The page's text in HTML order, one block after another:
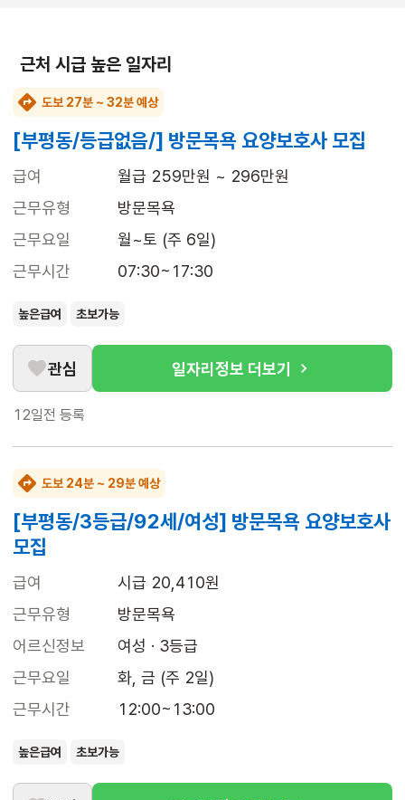
근처 시급 높은 일자리
도보 27분 ~ 32분 예상
[부평동/등급없음/] 방문목욕 요양보호사 모집
급여
월급 259만원 ~ 296만원
근무유형
방문목욕
근무요일
월~토 (주 6일)
근무시간
07:30~17:30
높은급여 초보가능
관심 일자리정보 더보기
12일전 등록
도보 24분 ~ 29분 예상
[부평동/3등급/92세/여성] 방문목욕 요양보호사
모집
급여
시급 20,410원
근무유형
방문목욕
어르신정보
여성 · 3등급
근무요일
화, 금 (주 2일)
근무시간
12:00~13:00
높은급여 초보가능